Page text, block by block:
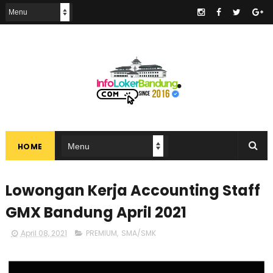
HOME
Lowongan Kerja Accounting Staff
GMX Bandung April 2021
April 08, 2021 PREMIUM, SMA/SMK